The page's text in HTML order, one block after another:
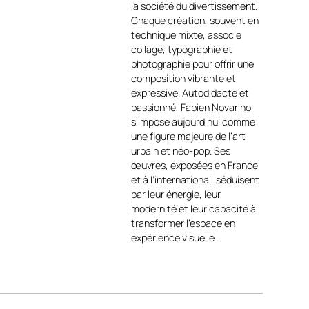
magnétique, est représentée
avec un soin particulier :
visage d’une grande pureté,
lèvres carmin, regard fixe et
serein. En opposition, le fruit
jaune vif, tenu délicatement,
agit comme une rupture
chromatique et sémantique,
insufflant une touche
ironique et ludique. Ce
décalage crée un double
registre de lecture : à la fois
une image séduisante et un
message critique sur la
société contemporaine, ses
codes, ses tabous et ses
détournements visuels.
la société du divertissement.
Chaque création, souvent en
technique mixte, associe
collage, typographie et
photographie pour offrir une
composition vibrante et
expressive. Autodidacte et
passionné, Fabien Novarino
s’impose aujourd’hui comme
une figure majeure de l’art
urbain et néo-pop. Ses
œuvres, exposées en France
et à l’international, séduisent
par leur énergie, leur
modernité et leur capacité à
transformer l’espace en
expérience visuelle.